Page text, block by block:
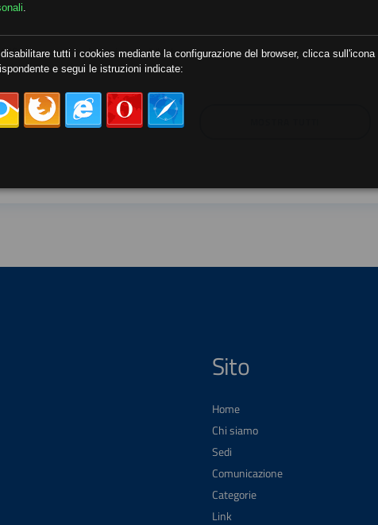
##Gilda ##audoizioni ##autonomia
Sito
Home
Chi siamo
Sedi
Comunicazione
Categorie
Link
disabilitare tutti i cookies mediante la configurazione del browser, clicca sull'icona
e segui le istruzioni indicate: